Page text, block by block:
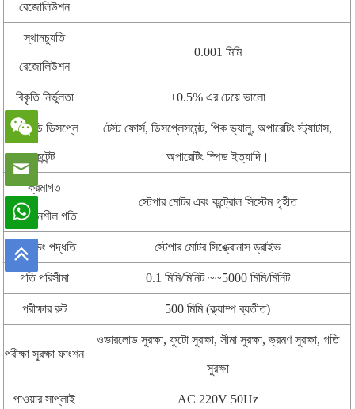
রেজোলিউশন
স্থানচ্যুতি
রেজোলিউশন
0.001 মিমি
বিকৃতি নির্ভুলতা ±0.5% এর চেয়ে ভালো
এলসিডি ডিসপ্লে
কন্টেন্ট
টেস্ট ফোর্স, ডিসপ্লেসমেন্ট, পিক ভ্যালু, অপারেটিং স্ট্যাটাস,
অপারেটিং স্পিড ইত্যাদি।
ক্রমাগত
পরিবর্তনশীল গতি
স্টেপার মোটর এবং কন্ট্রোল সিস্টেম গৃহীত
ড্রাইভিং পদ্ধতি স্টেপার মোটর সিঙ্ক্রোনাস ড্রাইভ
গতি পরিসীমা 0.1 মিমি/মিনিট ~~5000 মিমি/মিনিট
পরীক্ষার রুট 500 মিমি (ক্ল্যাম্প ব্যতীত)
পরীক্ষা সুরক্ষা ফাংশন
ওভারলোড সুরক্ষা, ফুটো সুরক্ষা, সীমা সুরক্ষা, ভ্রমণ সুরক্ষা, গতি
সুরক্ষা
পাওয়ার সাপ্লাই AC 220V 50Hz